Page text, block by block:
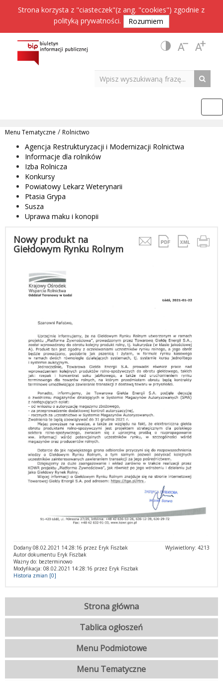
Strona korzysta z "ciasteczek"(z ang. "cookies") zgodnie z
polityką prywatności. Rozumiem
Menu Tematyczne / Rolnictwo
Agencja Restrukturyzacji i Modernizacji Rolnictwa
Informacje dla rolników
Izba Rolnicza
Konkursy
Powiatowy Lekarz Weterynarii
Ptasia Grypa
Susza
Uprawa maku i konopii
Nowy produkt na
Giełdowym Rynku Rolnym
Wyświetlony: 4213
Dodany 08.02.2021 14:28:16 przez Eryk Fiszbak
Autor dokumentu Eryk Fiszbak
Ważny do: bezterminowo
Modyfikacja: 08.02.2021 14:28:16 przez Eryk Fiszbak
Historia zmian [0]
Strona główna
Tablica ogłoszeń
Menu Podmiotowe
Menu Tematyczne